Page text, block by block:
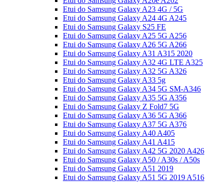
Etui do Samsung Galaxy A23 4G / 5G
Etui do Samsung Galaxy A24 4G A245
Etui do Samsung Galaxy S25 FE
Etui do Samsung Galaxy A25 5G A256
Etui do Samsung Galaxy A26 5G A266
Etui do Samsung Galaxy A31 A315 2020
Etui do Samsung Galaxy A32 4G LTE A325
Etui do Samsung Galaxy A32 5G A326
Etui do Samsung Galaxy A33 5g
Etui do Samsung Galaxy A34 5G SM-A346
Etui do Samsung Galaxy A35 5G A356
Etui do Samsung Galaxy Z Fold7 5G
Etui do Samsung Galaxy A36 5G A366
Etui do Samsung Galaxy A37 5G A376
Etui do Samsung Galaxy A40 A405
Etui do Samsung Galaxy A41 A415
Etui do Samsung Galaxy A42 5G 2020 A426
Etui do Samsung Galaxy A50 / A30s / A50s
Etui do Samsung Galaxy A51 2019
Etui do Samsung Galaxy A51 5G 2019 A516